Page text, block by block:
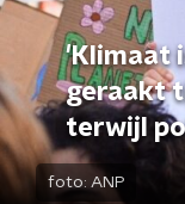
'Klimaat
geraakt
terwijl
foto: ANP